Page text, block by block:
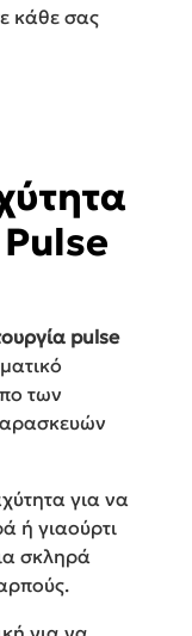
κάθε σας
pulse
των
για να
ή γιαούρτι
σκληρά